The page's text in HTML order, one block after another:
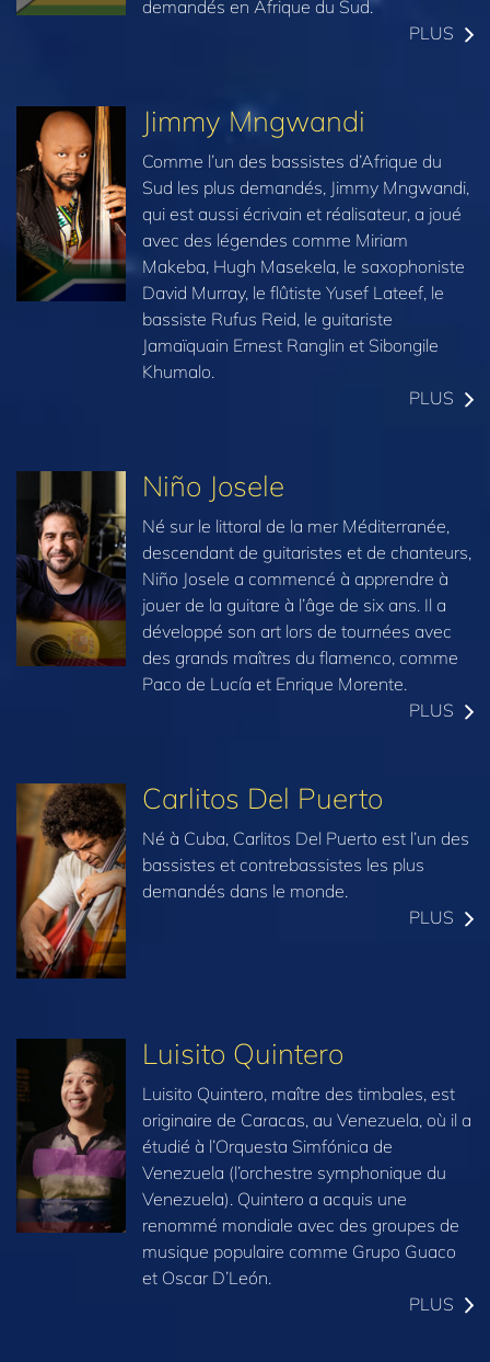
demandés en Afrique du Sud.
PLUS
Jimmy Mngwandi
Comme l’un des bassistes d’Afrique du
Sud les plus demandés, Jimmy Mngwandi,
qui est aussi écrivain et réalisateur, a joué
avec des légendes comme Miriam
Makeba, Hugh Masekela, le saxophoniste
David Murray, le flûtiste Yusef Lateef, le
bassiste Rufus Reid, le guitariste
Jamaïquain Ernest Ranglin et Sibongile
Khumalo.
PLUS
Niño Josele
Né sur le littoral de la mer Méditerranée,
descendant de guitaristes et de chanteurs,
Niño Josele a commencé à apprendre à
jouer de la guitare à l’âge de six ans. Il a
développé son art lors de tournées avec
des grands maîtres du flamenco, comme
Paco de Lucía et Enrique Morente.
PLUS
Carlitos Del Puerto
Né à Cuba, Carlitos Del Puerto est l’un des
bassistes et contrebassistes les plus
demandés dans le monde.
PLUS
Luisito Quintero
Luisito Quintero, maître des timbales, est
originaire de Caracas, au Venezuela, où il a
étudié à l’Orquesta Simfónica de
Venezuela (l’orchestre symphonique du
Venezuela). Quintero a acquis une
renommé mondiale avec des groupes de
musique populaire comme Grupo Guaco
et Oscar D’León.
PLUS